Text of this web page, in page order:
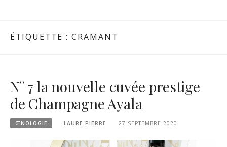
ÉTIQUETTE : CRAMANT
N° 7 la nouvelle cuvée prestige
de Champagne Ayala
ŒNOLOGIE LAURE PIERRE 27 SEPTEMBRE 2020